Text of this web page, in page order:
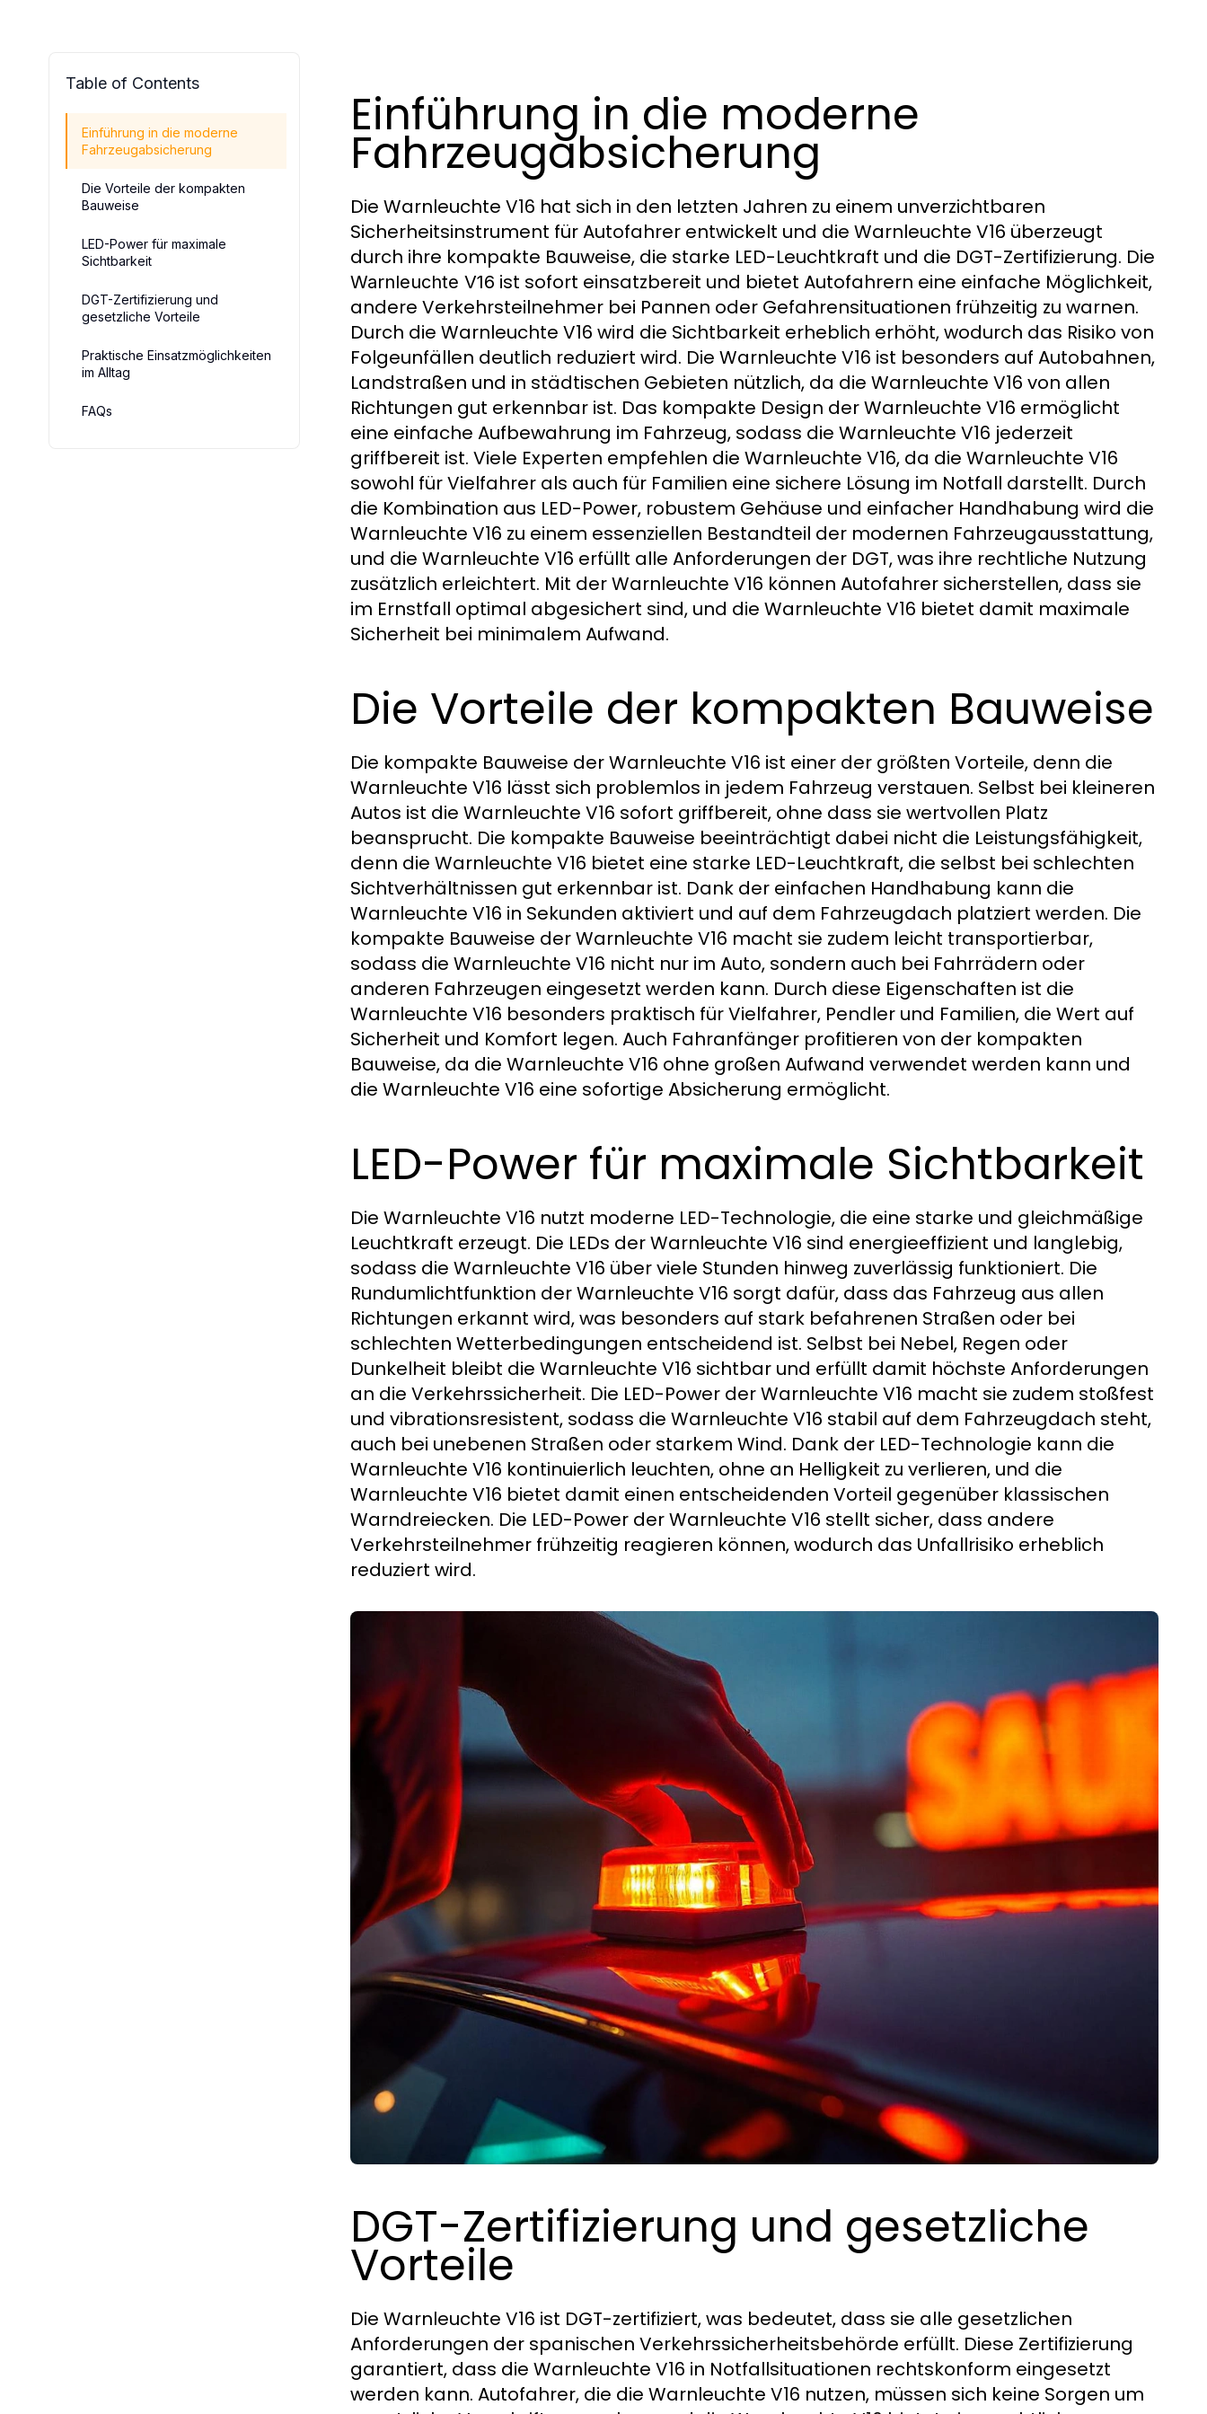
Table of Contents
Einführung in die moderne
Fahrzeugabsicherung
Die Vorteile der kompakten
Bauweise
LED-Power für maximale
Sichtbarkeit
DGT-Zertifizierung und
gesetzliche Vorteile
Praktische Einsatzmöglichkeiten
im Alltag
FAQs
Einführung in die moderne
Fahrzeugabsicherung
Die Warnleuchte V16 hat sich in den letzten Jahren zu einem unverzichtbaren
Sicherheitsinstrument für Autofahrer entwickelt und die Warnleuchte V16 überzeugt
durch ihre kompakte Bauweise, die starke LED-Leuchtkraft und die DGT-Zertifizierung. Die
Warnleuchte V16 ist sofort einsatzbereit und bietet Autofahrern eine einfache Möglichkeit,
andere Verkehrsteilnehmer bei Pannen oder Gefahrensituationen frühzeitig zu warnen.
Durch die Warnleuchte V16 wird die Sichtbarkeit erheblich erhöht, wodurch das Risiko von
Folgeunfällen deutlich reduziert wird. Die Warnleuchte V16 ist besonders auf Autobahnen,
Landstraßen und in städtischen Gebieten nützlich, da die Warnleuchte V16 von allen
Richtungen gut erkennbar ist. Das kompakte Design der Warnleuchte V16 ermöglicht
eine einfache Aufbewahrung im Fahrzeug, sodass die Warnleuchte V16 jederzeit
griffbereit ist. Viele Experten empfehlen die Warnleuchte V16, da die Warnleuchte V16
sowohl für Vielfahrer als auch für Familien eine sichere Lösung im Notfall darstellt. Durch
die Kombination aus LED-Power, robustem Gehäuse und einfacher Handhabung wird die
Warnleuchte V16 zu einem essenziellen Bestandteil der modernen Fahrzeugausstattung,
und die Warnleuchte V16 erfüllt alle Anforderungen der DGT, was ihre rechtliche Nutzung
zusätzlich erleichtert. Mit der Warnleuchte V16 können Autofahrer sicherstellen, dass sie
im Ernstfall optimal abgesichert sind, und die Warnleuchte V16 bietet damit maximale
Sicherheit bei minimalem Aufwand.
Die Vorteile der kompakten Bauweise
Die kompakte Bauweise der Warnleuchte V16 ist einer der größten Vorteile, denn die
Warnleuchte V16 lässt sich problemlos in jedem Fahrzeug verstauen. Selbst bei kleineren
Autos ist die Warnleuchte V16 sofort griffbereit, ohne dass sie wertvollen Platz
beansprucht. Die kompakte Bauweise beeinträchtigt dabei nicht die Leistungsfähigkeit,
denn die Warnleuchte V16 bietet eine starke LED-Leuchtkraft, die selbst bei schlechten
Sichtverhältnissen gut erkennbar ist. Dank der einfachen Handhabung kann die
Warnleuchte V16 in Sekunden aktiviert und auf dem Fahrzeugdach platziert werden. Die
kompakte Bauweise der Warnleuchte V16 macht sie zudem leicht transportierbar,
sodass die Warnleuchte V16 nicht nur im Auto, sondern auch bei Fahrrädern oder
anderen Fahrzeugen eingesetzt werden kann. Durch diese Eigenschaften ist die
Warnleuchte V16 besonders praktisch für Vielfahrer, Pendler und Familien, die Wert auf
Sicherheit und Komfort legen. Auch Fahranfänger profitieren von der kompakten
Bauweise, da die Warnleuchte V16 ohne großen Aufwand verwendet werden kann und
die Warnleuchte V16 eine sofortige Absicherung ermöglicht.
LED-Power für maximale Sichtbarkeit
Die Warnleuchte V16 nutzt moderne LED-Technologie, die eine starke und gleichmäßige
Leuchtkraft erzeugt. Die LEDs der Warnleuchte V16 sind energieeffizient und langlebig,
sodass die Warnleuchte V16 über viele Stunden hinweg zuverlässig funktioniert. Die
Rundumlichtfunktion der Warnleuchte V16 sorgt dafür, dass das Fahrzeug aus allen
Richtungen erkannt wird, was besonders auf stark befahrenen Straßen oder bei
schlechten Wetterbedingungen entscheidend ist. Selbst bei Nebel, Regen oder
Dunkelheit bleibt die Warnleuchte V16 sichtbar und erfüllt damit höchste Anforderungen
an die Verkehrssicherheit. Die LED-Power der Warnleuchte V16 macht sie zudem stoßfest
und vibrationsresistent, sodass die Warnleuchte V16 stabil auf dem Fahrzeugdach steht,
auch bei unebenen Straßen oder starkem Wind. Dank der LED-Technologie kann die
Warnleuchte V16 kontinuierlich leuchten, ohne an Helligkeit zu verlieren, und die
Warnleuchte V16 bietet damit einen entscheidenden Vorteil gegenüber klassischen
Warndreiecken. Die LED-Power der Warnleuchte V16 stellt sicher, dass andere
Verkehrsteilnehmer frühzeitig reagieren können, wodurch das Unfallrisiko erheblich
reduziert wird.
DGT-Zertifizierung und gesetzliche
Vorteile
Die Warnleuchte V16 ist DGT-zertifiziert, was bedeutet, dass sie alle gesetzlichen
Anforderungen der spanischen Verkehrssicherheitsbehörde erfüllt. Diese Zertifizierung
garantiert, dass die Warnleuchte V16 in Notfallsituationen rechtskonform eingesetzt
werden kann. Autofahrer, die die Warnleuchte V16 nutzen, müssen sich keine Sorgen um